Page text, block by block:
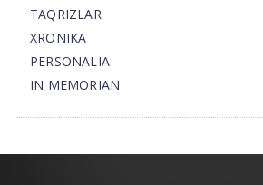
TAQRIZLAR
XRONIKA
PERSONALIA
IN MEMORIAN